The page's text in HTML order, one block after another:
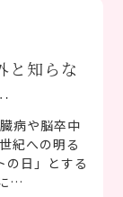
と知らな
病や脳卒中
紀への明る
の日」とする
…